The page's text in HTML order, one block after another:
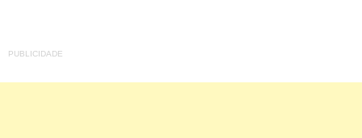
PUBLICIDADE